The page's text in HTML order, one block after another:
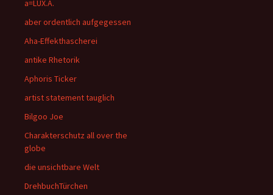
a=LUX.A.
aber ordentlich aufgegessen
Aha-Effekthascherei
antike Rhetorik
Aphoris Ticker
artist statement tauglich
Bilgoo Joe
Charakterschutz all over the
globe
die unsichtbare Welt
DrehbuchTürchen